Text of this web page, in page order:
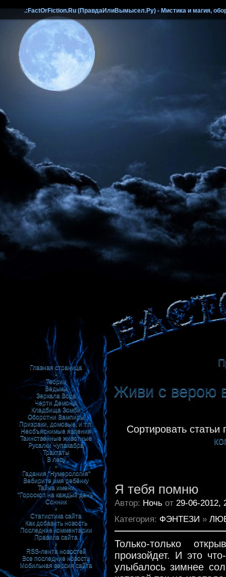
.:FactOrFiction.Ru (ПравдаИлиВымысел.Ру) - Мистика и магия,
Главная страница
•
Теории
Ведьмы
Зеркала Вода
Черти Демоны
Кладбища Зомби
Оборотни Вампиры
Призраки, домовые, и т.п.
Необъяснимые явления
Таинственные животные
Русалки Чупакабра
Трактаты
В лесу
•
Гадания "Нумерология"
Вебирите имя ребёнку
Тайна имени
"Гороскоп на каждый день"
Сонник
•
Статистика сайта
Как добавить новость
Последние комментарии
Правила сайта
•
RSS-лента новостей
Все последние новости
Мобильная версия сайта
Живи с верою
Сортировать статьи
Я тебя помню
Автор: Ночь от 29-06-2012,
Категория: ФЭНТЕЗИ »
Только-только
произойдет. И это
улыбалось зимнее